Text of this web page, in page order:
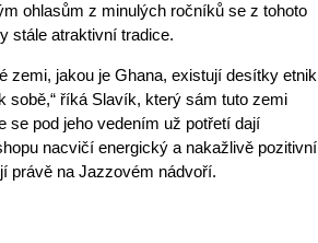
ohlasům z minulých ročníků se z tohoto
stále atraktivní tradice.
zemi, jakou je Ghana, existují desítky etnik
sobě,“ říká Slavík, který sám tuto zemi
se pod jeho vedením už potřetí dají
nacvičí energický a nakažlivě pozitivní
právě na Jazzovém nádvoří.